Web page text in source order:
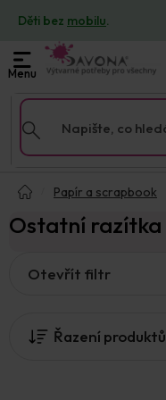
obsah
Děti bez mobilu.
Papír a scrapbook
Ostatní razítka
Řazení produktů
Otevřít filtr